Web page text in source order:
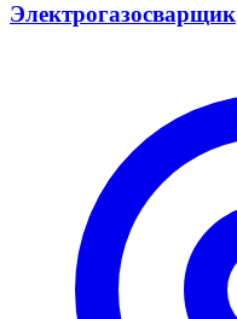
Электрогазосварщик